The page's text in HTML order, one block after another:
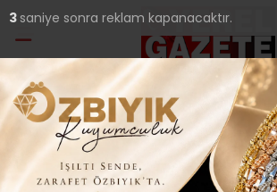
Etiket:Ümraniyespor
2 saniye sonra reklam kapanacaktır.